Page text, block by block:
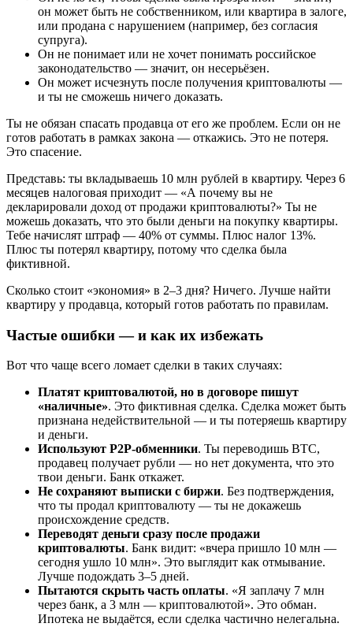
он может быть не собственником, или квартира в залоге,
или продана с нарушением (например, без согласия
супруга).
Он не понимает или не хочет понимать российское
законодательство — значит, он несерьёзен.
Он может исчезнуть после получения криптовалюты —
и ты не сможешь ничего доказать.
Ты не обязан спасать продавца от его же проблем. Если он не
готов работать в рамках закона — откажись. Это не потеря.
Это спасение.
Представь: ты вкладываешь 10 млн рублей в квартиру. Через 6
месяцев налоговая приходит — «А почему вы не
декларировали доход от продажи криптовалюты?» Ты не
можешь доказать, что это были деньги на покупку квартиры.
Тебе начислят штраф — 40% от суммы. Плюс налог 13%.
Плюс ты потерял квартиру, потому что сделка была
фиктивной.
Сколько стоит «экономия» в 2–3 дня? Ничего. Лучше найти
квартиру у продавца, который готов работать по правилам.
Частые ошибки — и как их избежать
Вот что чаще всего ломает сделки в таких случаях:
Платят криптовалютой, но в договоре пишут
«наличные». Это фиктивная сделка. Сделка может быть
признана недействительной — и ты потеряешь квартиру
и деньги.
Используют P2P-обменники. Ты переводишь BTC,
продавец получает рубли — но нет документа, что это
твои деньги. Банк откажет.
Не сохраняют выписки с биржи. Без подтверждения,
что ты продал криптовалюту — ты не докажешь
происхождение средств.
Переводят деньги сразу после продажи
криптовалюты. Банк видит: «вчера пришло 10 млн —
сегодня ушло 10 млн». Это выглядит как отмывание.
Лучше подождать 3–5 дней.
Пытаются скрыть часть оплаты. «Я заплачу 7 млн
через банк, а 3 млн — криптовалютой». Это обман.
Ипотека не выдаётся, если сделка частично нелегальна.